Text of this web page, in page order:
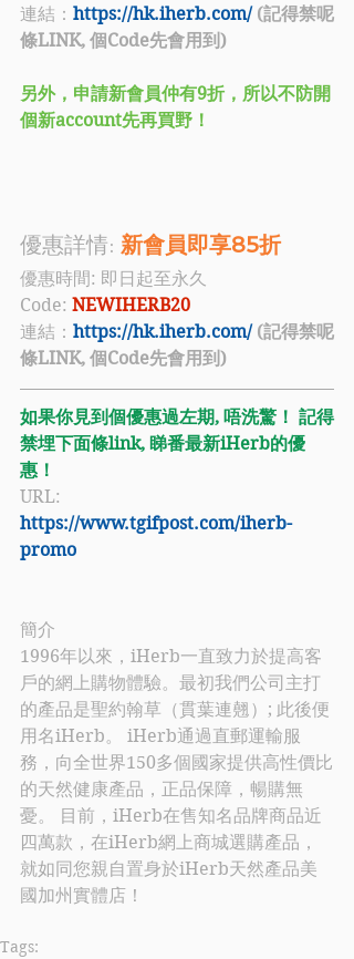
連結： https://hk.iherb.com/ (記得禁呢
條LINK, 個Code先會用到)
另外，申請新會員仲有9折，所以不防開
個新account先再買野！
優惠詳情: 新會員即享85折
優惠時間: 即日起至永久
Code: NEWIHERB20
連結： https://hk.iherb.com/ (記得禁呢
條LINK, 個Code先會用到)
如果你見到個優惠過左期, 唔洗驚！ 記得
禁埋下面條link, 睇番最新iHerb的優
惠！
URL:
https://www.tgifpost.com/iherb-
promo
簡介
1996年以來，iHerb一直致力於提高客
戶的網上購物體驗。最初我們公司主打
的產品是聖約翰草（貫葉連翹）; 此後便
用名iHerb。 iHerb通過直郵運輸服
務，向全世界150多個國家提供高性價比
的天然健康產品，正品保障，暢購無
憂。 目前，iHerb在售知名品牌商品近
四萬款，在iHerb網上商城選購產品，
就如同您親自置身於iHerb天然產品美
國加州實體店！
Tags: